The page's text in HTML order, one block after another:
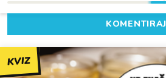
KOMENTIRAJ
KVIZ